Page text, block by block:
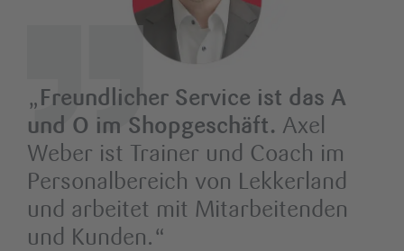
„Freundlicher Service ist das A
und O im Shopgeschäft. Axel
Weber ist Trainer und Coach im
Personalbereich von Lekkerland
und arbeitet mit Mitarbeitenden
und Kunden.“